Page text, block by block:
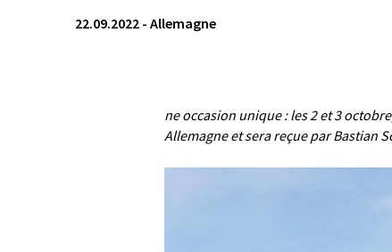
22.09.2022 - Allemagne
ne occasion unique : les 2 et 3
Allemagne et sera reçue par Bastian